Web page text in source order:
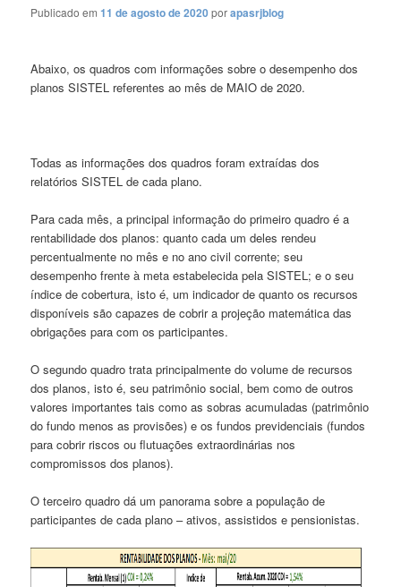
Publicado em11 de agosto de 2020porapasrjblog
Abaixo, os quadros com informações sobre o desempenho dos
planos SISTEL referentes ao mês de MAIO de 2020.
Todas as informações dos quadros foram extraídas dos
relatórios SISTEL de cada plano.
Para cada mês, a principal informação do primeiro quadro é a
rentabilidade dos planos: quanto cada um deles rendeu
percentualmente no mês e no ano civil corrente; seu
desempenho frente à meta estabelecida pela SISTEL; e o seu
índice de cobertura, isto é, um indicador de quanto os recursos
disponíveis são capazes de cobrir a projeção matemática das
obrigações para com os participantes.
O segundo quadro trata principalmente do volume de recursos
dos planos, isto é, seu patrimônio social, bem como de outros
valores importantes tais como as sobras acumuladas (patrimônio
do fundo menos as provisões) e os fundos previdenciais (fundos
para cobrir riscos ou flutuações extraordinárias nos
compromissos dos planos).
O terceiro quadro dá um panorama sobre a população de
participantes de cada plano – ativos, assistidos e pensionistas.